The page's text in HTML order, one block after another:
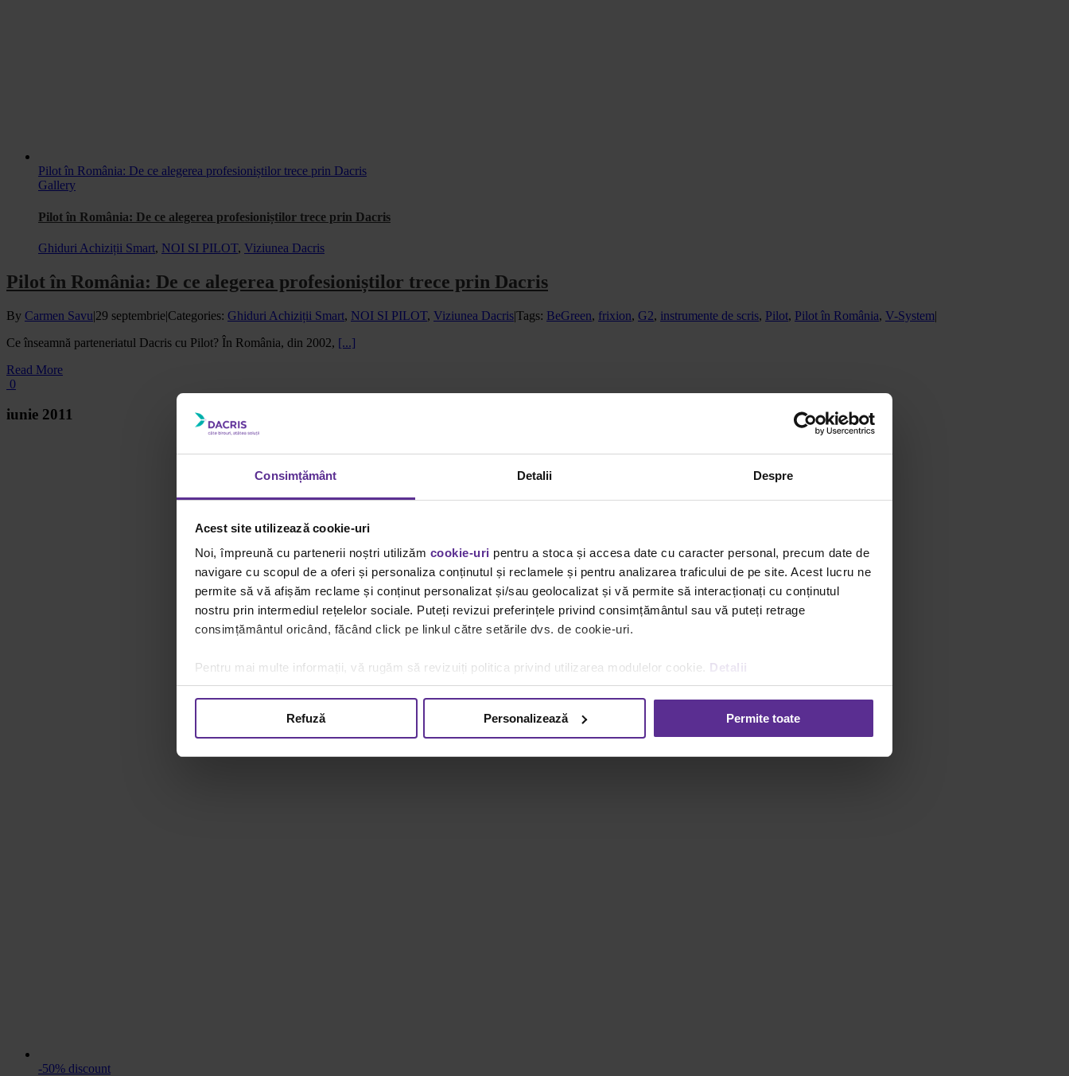
Consimțământ Detalii Despre
Acest site utilizează cookie-uri
Noi, împreună cu partenerii noștri utilizăm cookie-uri pentru a stoca și accesa date cu caracter personal, precum date de
navigare cu scopul de a oferi și personaliza conținutul și reclamele și pentru analizarea traficului de pe site. Acest lucru ne
permite să vă afișăm reclame și conținut personalizat și/sau geolocalizat și vă permite să interacționați cu conținutul
nostru prin intermediul rețelelor sociale. Puteți revizui preferințele privind consimțământul sau vă puteți retrage
consimțământul oricând, făcând click pe linkul către setările dvs. de cookie-uri.
Pentru mai multe informații, vă rugăm să revizuiți politica privind utilizarea modulelor cookie. Detalii
Refuză Personalizează Permite toate
Pilot în România: De ce alegerea profesioniștilor trece prin Dacris
Gallery
Pilot în România: De ce alegerea profesioniștilor trece prin Dacris
Ghiduri Achiziții Smart, NOI SI PILOT, Viziunea Dacris
Pilot în România: De ce alegerea profesioniștilor trece prin Dacris
By Carmen Savu|29 septembrie|Categories: Ghiduri Achiziții Smart, NOI SI PILOT, Viziunea Dacris|Tags: BeGreen, frixion, G2, instrumente de scris, Pilot, Pilot în România, V-System|
Ce înseamnă parteneriatul Dacris cu Pilot? În România, din 2002, [...]
Read More
0
iunie 2011
-50% discount